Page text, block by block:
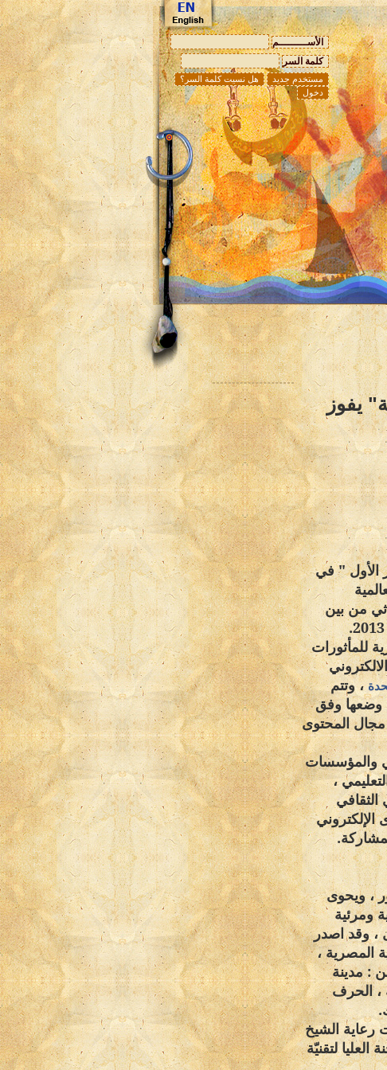
الأســـــــــم
كلمة السر
يفوز
الأول " في
من بين
.
للمأثورات
، وتتم
وضعها وفق
المحتوى
والمؤسسات
،
الثقافي
الإلكتروني
.
، ويحوى
ومرئية
، وقد اصدر
المصرية ،
: مدينة
، الحرف
.
رعاية الشيخ
العليا لتقنيّة